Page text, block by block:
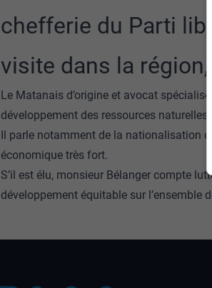
chefferie du Parti
visite dans la
Le Matanais d’origine et avocat
développement des ressources naturelles.
Il parle notamment de la nationalisation
économique très fort.
S’il est élu, monsieur Bélanger compte
développement équitable sur l’ensemble